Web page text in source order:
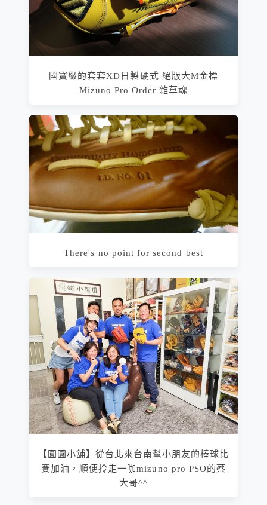
國寶級的套套XD日製硬式 絕版大M金標
Mizuno Pro Order 雜草魂
There's no point for second best
【圓圓小舖】從台北來台南幫小朋友的棒球比
賽加油，順便拎走一咖mizuno pro PSO的蔡
大哥^^